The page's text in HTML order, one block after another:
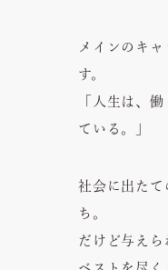
メインのキ
す。
「人生は、
ている。」
社会に出た
ち。
だけど与えら